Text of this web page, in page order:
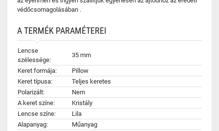
védőcsomagolásában .
A TERMÉK PARAMÉTEREI
Lencse
szélessége:
35 mm
Keret formája:
Pillow
Keret típusa:
Teljes keretes
Polarizált:
Nem
A keret színe:
Kristály
Lencse színe:
Lila
Alapanyag:
Műanyag